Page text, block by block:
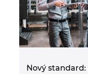
Nový